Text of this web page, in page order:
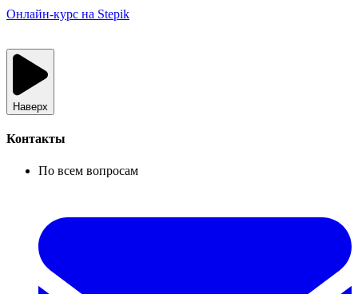
Онлайн-курс на Stepik
Наверх
Контакты
По всем вопросам